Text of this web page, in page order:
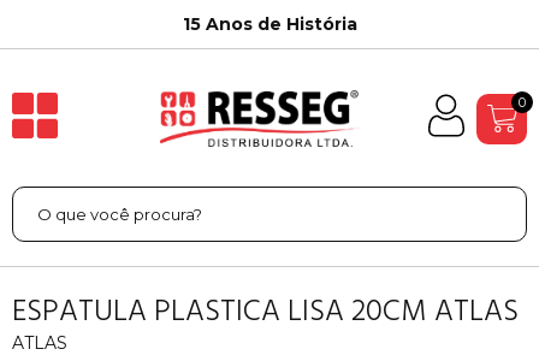
15 Anos de História
0
ESPATULA PLASTICA LISA 20CM ATLAS
ATLAS